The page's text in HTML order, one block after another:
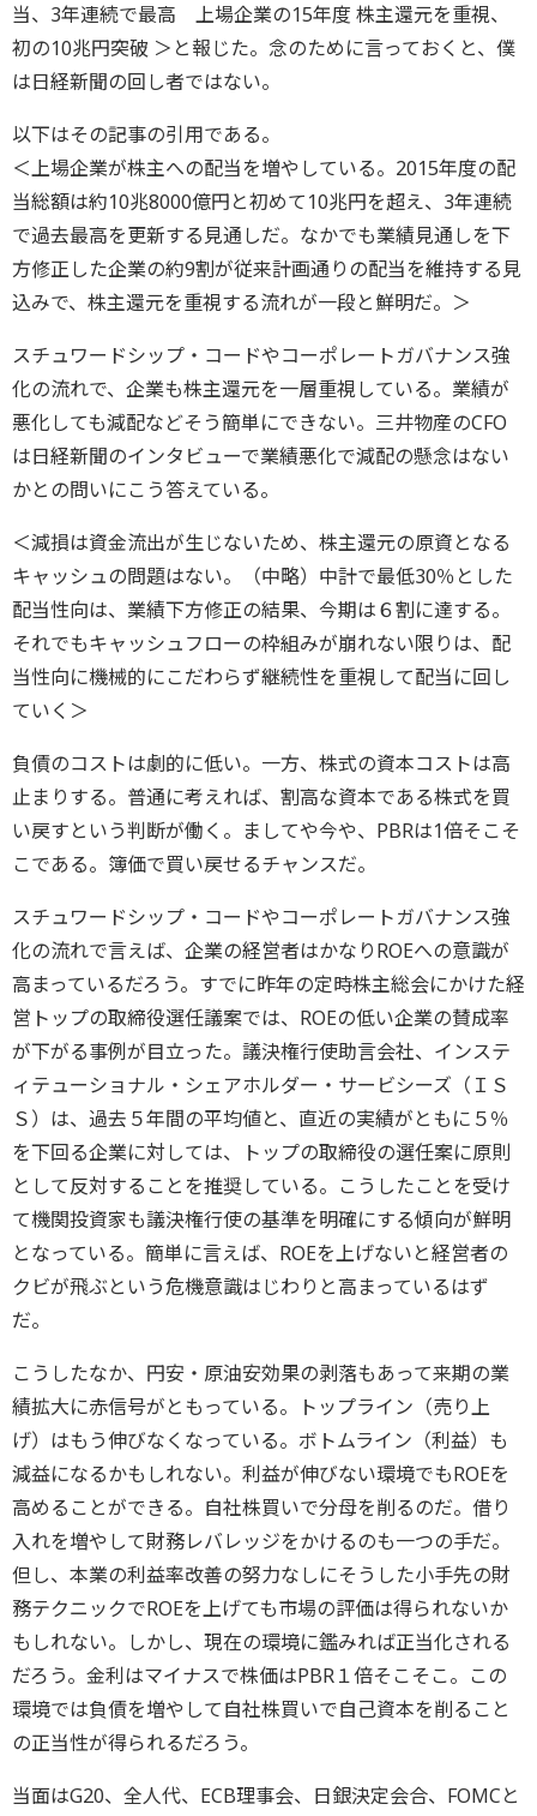
当、3年連続で最高 上場企業の15年度 株主還元を重視、
初の10兆円突破 ＞と報じた。念のために言っておくと、僕
は日経新聞の回し者ではない。
以下はその記事の引用である。
＜上場企業が株主への配当を増やしている。2015年度の配
当総額は約10兆8000億円と初めて10兆円を超え、3年連続
で過去最高を更新する見通しだ。なかでも業績見通しを下
方修正した企業の約9割が従来計画通りの配当を維持する見
込みで、株主還元を重視する流れが一段と鮮明だ。＞
スチュワードシップ・コードやコーポレートガバナンス強
化の流れで、企業も株主還元を一層重視している。業績が
悪化しても減配などそう簡単にできない。三井物産のCFO
は日経新聞のインタビューで業績悪化で減配の懸念はない
かとの問いにこう答えている。
＜減損は資金流出が生じないため、株主還元の原資となる
キャッシュの問題はない。（中略）中計で最低30％とした
配当性向は、業績下方修正の結果、今期は６割に達する。
それでもキャッシュフローの枠組みが崩れない限りは、配
当性向に機械的にこだわらず継続性を重視して配当に回し
ていく＞
負債のコストは劇的に低い。一方、株式の資本コストは高
止まりする。普通に考えれば、割高な資本である株式を買
い戻すという判断が働く。ましてや今や、PBRは1倍そこそ
こである。簿価で買い戻せるチャンスだ。
スチュワードシップ・コードやコーポレートガバナンス強
化の流れで言えば、企業の経営者はかなりROEへの意識が
高まっているだろう。すでに昨年の定時株主総会にかけた経
営トップの取締役選任議案では、ROEの低い企業の賛成率
が下がる事例が目立った。議決権行使助言会社、インステ
ィテューショナル・シェアホルダー・サービシーズ（ＩＳ
Ｓ）は、過去５年間の平均値と、直近の実績がともに５％
を下回る企業に対しては、トップの取締役の選任案に原則
として反対することを推奨している。こうしたことを受け
て機関投資家も議決権行使の基準を明確にする傾向が鮮明
となっている。簡単に言えば、ROEを上げないと経営者の
クビが飛ぶという危機意識はじわりと高まっているはず
だ。
こうしたなか、円安・原油安効果の剥落もあって来期の業
績拡大に赤信号がともっている。トップライン（売り上
げ）はもう伸びなくなっている。ボトムライン（利益）も
減益になるかもしれない。利益が伸びない環境でもROEを
高めることができる。自社株買いで分母を削るのだ。借り
入れを増やして財務レバレッジをかけるのも一つの手だ。
但し、本業の利益率改善の努力なしにそうした小手先の財
務テクニックでROEを上げても市場の評価は得られないか
もしれない。しかし、現在の環境に鑑みれば正当化される
だろう。金利はマイナスで株価はPBR１倍そこそこ。この
環境では負債を増やして自社株買いで自己資本を削ること
の正当性が得られるだろう。
当面はG20、全人代、ECB理事会、日銀決定会合、FOMCと